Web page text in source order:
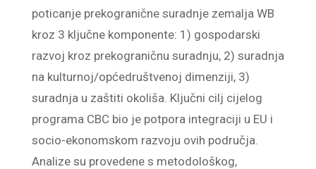
poticanje prekogranične suradnje zemalja WB
kroz 3 ključne komponente: 1) gospodarski
razvoj kroz prekograničnu suradnju, 2) suradnja
na kulturnoj/općedruštvenoj dimenziji, 3)
suradnja u zaštiti okoliša. Ključni cilj cijelog
programa CBC bio je potpora integraciji u EU i
socio-ekonomskom razvoju ovih područja.
Analize su provedene s metodološkog,